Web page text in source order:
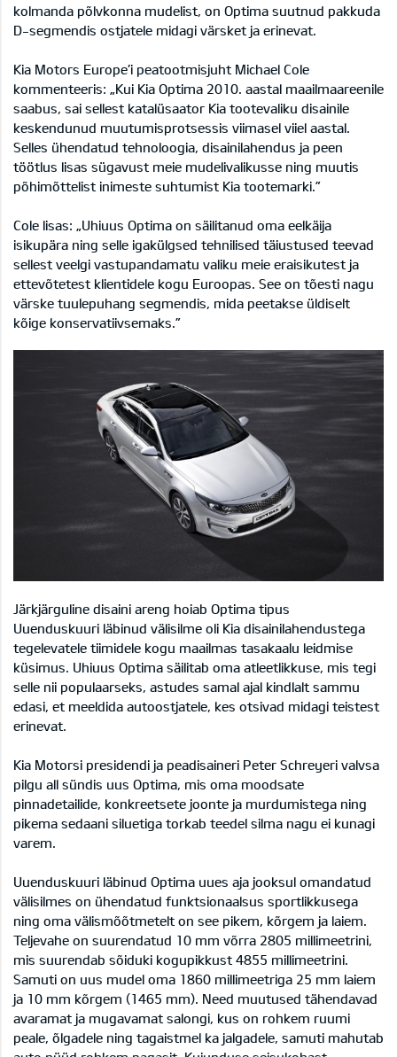
kolmanda põlvkonna mudelist, on Optima suutnud pakkuda
D-segmendis ostjatele midagi värsket ja erinevat.
Kia Motors Europe’i peatootmisjuht Michael Cole
kommenteeris: „Kui Kia Optima 2010. aastal maailmaareenile
saabus, sai sellest katalüsaator Kia tootevaliku disainile
keskendunud muutumisprotsessis viimasel viiel aastal.
Selles ühendatud tehnoloogia, disainilahendus ja peen
töötlus lisas sügavust meie mudelivalikusse ning muutis
põhimõttelist inimeste suhtumist Kia tootemarki.”
Cole lisas: „Uhiuus Optima on säilitanud oma eelkäija
isikupära ning selle igakülgsed tehnilised täiustused teevad
sellest veelgi vastupandamatu valiku meie eraisikutest ja
ettevõtetest klientidele kogu Euroopas. See on tõesti nagu
värske tuulepuhang segmendis, mida peetakse üldiselt
kõige konservatiivsemaks.”
Järkjärguline disaini areng hoiab Optima tipus
Uuenduskuuri läbinud välisilme oli Kia disainilahendustega
tegelevatele tiimidele kogu maailmas tasakaalu leidmise
küsimus. Uhiuus Optima säilitab oma atleetlikkuse, mis tegi
selle nii populaarseks, astudes samal ajal kindlalt sammu
edasi, et meeldida autoostjatele, kes otsivad midagi teistest
erinevat.
Kia Motorsi presidendi ja peadisaineri Peter Schreyeri valvsa
pilgu all sündis uus Optima, mis oma moodsate
pinnadetailide, konkreetsete joonte ja murdumistega ning
pikema sedaani siluetiga torkab teedel silma nagu ei kunagi
varem.
Uuenduskuuri läbinud Optima uues aja jooksul omandatud
välisilmes on ühendatud funktsionaalsus sportlikkusega
ning oma välismõõtmetelt on see pikem, kõrgem ja laiem.
Teljevahe on suurendatud 10 mm võrra 2805 millimeetrini,
mis suurendab sõiduki kogupikkust 4855 millimeetrini.
Samuti on uus mudel oma 1860 millimeetriga 25 mm laiem
ja 10 mm kõrgem (1465 mm). Need muutused tähendavad
avaramat ja mugavamat salongi, kus on rohkem ruumi
peale, õlgadele ning tagaistmel ka jalgadele, samuti mahutab